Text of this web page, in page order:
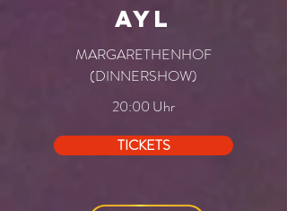
ayl
MARGARETHENHOF
(DINNERSHOW)
20:00 Uhr
TICKETS